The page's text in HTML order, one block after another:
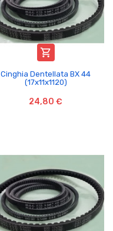

Cinghia Dentellata BX 44
(17x11x1120)
24,80 €